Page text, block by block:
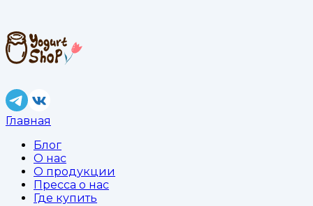
Главная
Блог
О нас
О продукции
Пресса о нас
Где купить